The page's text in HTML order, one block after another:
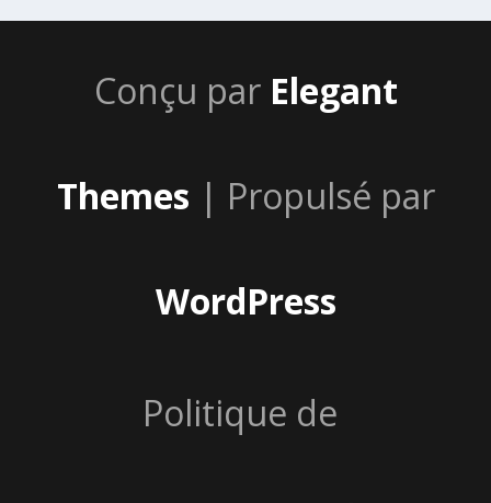
Conçu par Elegant
Themes | Propulsé par
WordPress
Politique de